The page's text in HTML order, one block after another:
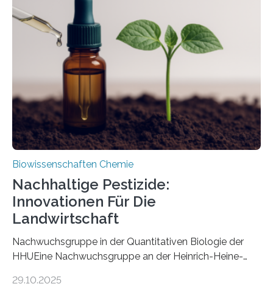
ausgezeichnetem Zustand erhalten. Es konnte als neue
Art einer neuen Gattung beschrieben werden und trägt
nun den Namen Cretosabethes primaevus. Dieser erste
fossile Nachweis einer Stechmückenlarve in Bernstein
stellt gleichzeitig den ersten Fossilfund einer
Mückenlarve aus dem Mesozoikum dar, denn…
Biowissenschaften Chemie
Nachhaltige Pestizide:
Innovationen Für Die
Landwirtschaft
Nachwuchsgruppe in der Quantitativen Biologie der
HHUEine Nachwuchsgruppe an der Heinrich-Heine-
fünf Jahren erforschen, wie Bakterien auf
29.10.2025